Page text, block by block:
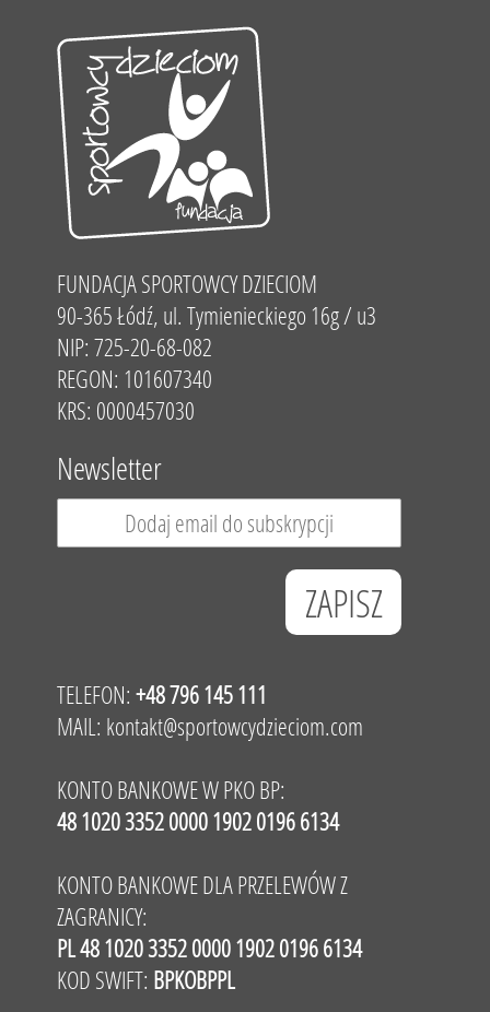
FUNDACJA SPORTOWCY DZIECIOM
90-365 Łódź, ul. Tymienieckiego 16g / u3
NIP: 725-20-68-082
REGON: 101607340
KRS: 0000457030
Newsletter
TELEFON: +48 796 145 111
MAIL: kontakt@sportowcydzieciom.com
KONTO BANKOWE W PKO BP:
48 1020 3352 0000 1902 0196 6134
KONTO BANKOWE DLA PRZELEWÓW Z
ZAGRANICY:
PL 48 1020 3352 0000 1902 0196 6134
KOD SWIFT: BPKOBPPL